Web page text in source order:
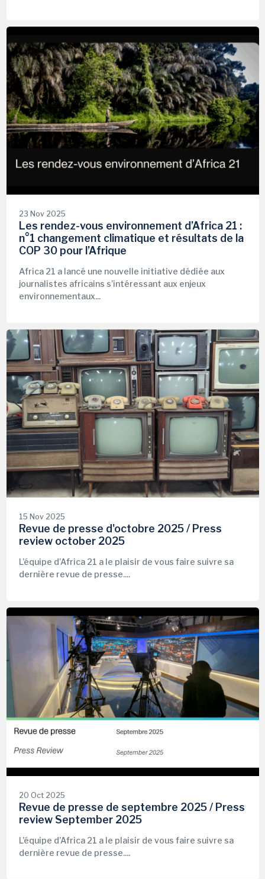
23 Nov 2025
Les rendez-vous environnement d’Africa 21 :
n°1 changement climatique et résultats de la
COP 30 pour l’Afrique
Africa 21 a lancé une nouvelle initiative dédiée aux
journalistes africains s’intéressant aux enjeux
environnementaux...
15 Nov 2025
Revue de presse d'octobre 2025 / Press
review october 2025
L’équipe d’Africa 21 a le plaisir de vous faire suivre sa
dernière revue de presse....
20 Oct 2025
Revue de presse de septembre 2025 / Press
review September 2025
L’équipe d’Africa 21 a le plaisir de vous faire suivre sa
dernière revue de presse....